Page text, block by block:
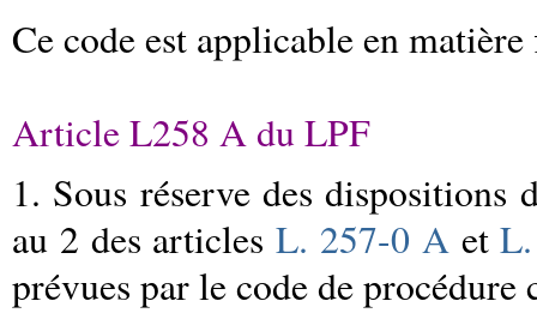
Ce code est applicable en matière
Article L258 A du LPF
1. Sous réserve des dispositions
au 2 des articlesL. 257-0 A et
prévues par le code de